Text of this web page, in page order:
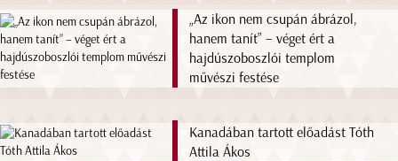
„Az ikon nem csupán ábrázol,
hanem tanít” – véget ért a
hajdúszoboszlói templom
művészi festése
Kanadában tartott előadást Tóth
Attila Ákos